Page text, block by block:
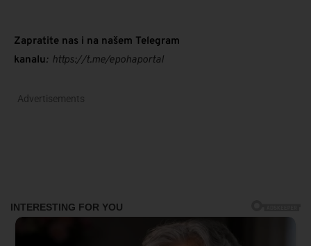
Zapratite nas i na našem Telegram
kanalu: https://t.me/epohaportal
Advertisements